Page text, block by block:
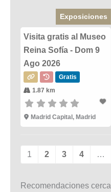
Exposiciones
Visita gratis al Museo
Reina Sofía - Dom 9
Ago 2026
Gratis
1.87 km
Madrid Capital, Madrid
1 2 3 4 …
Recomendaciones cerca